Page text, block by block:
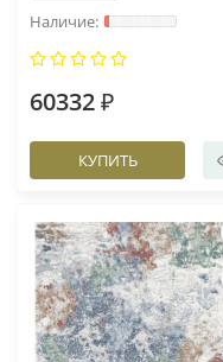
60332 ₽
КУПИТЬ